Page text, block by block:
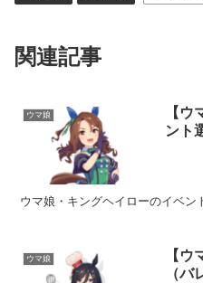
関連記事
ウマ娘
【
ント
ウマ娘・キングヘイローのイベン
ウマ娘
【
（